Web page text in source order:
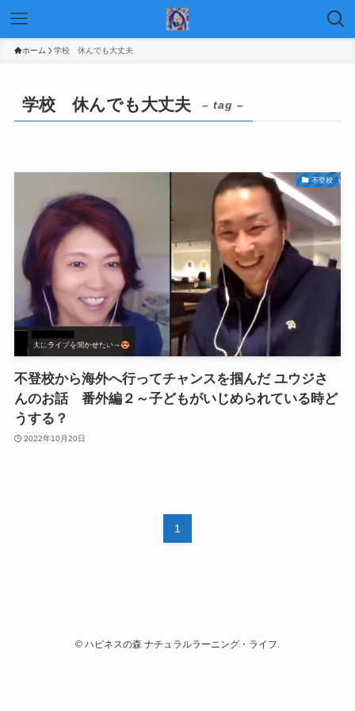
ホーム 学校 休んでも大丈夫
学校 休んでも大丈夫 – tag –
不登校
不登校から海外へ行ってチャンスを掴んだ ユウジさ
んのお話 番外編２～子どもがいじめられている時ど
うする？
2022年10月20日
1
© ハピネスの森 ナチュラルラーニング・ライフ.